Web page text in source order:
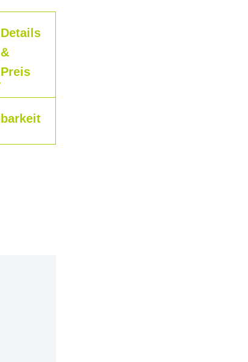
Details
&
Preis